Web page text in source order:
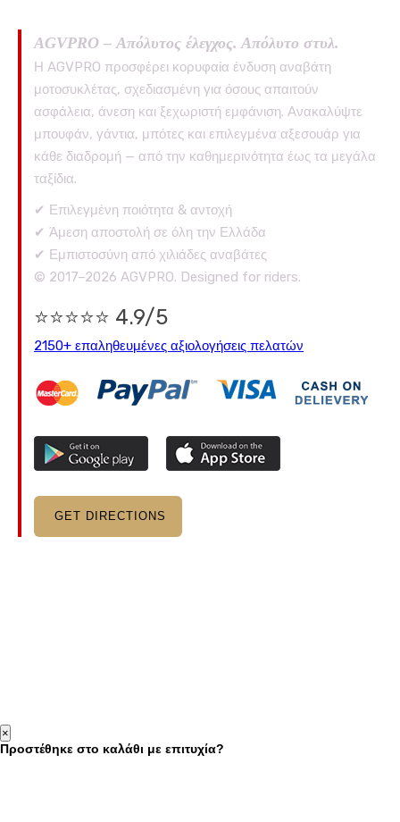
AGVPRO – Απόλυτος έλεγχος. Απόλυτο στυλ.
Η AGVPRO προσφέρει κορυφαία ένδυση αναβάτη
μοτοσυκλέτας, σχεδιασμένη για όσους απαιτούν
ασφάλεια, άνεση και ξεχωριστή εμφάνιση. Ανακαλύψτε
μπουφάν, γάντια, μπότες και επιλεγμένα αξεσουάρ για
κάθε διαδρομή — από την καθημερινότητα έως τα μεγάλα
ταξίδια.
✔ Επιλεγμένη ποιότητα & αντοχή
✔ Άμεση αποστολή σε όλη την Ελλάδα
✔ Εμπιστοσύνη από χιλιάδες αναβάτες
© 2017–2026 AGVPRO. Designed for riders.
⭐⭐⭐⭐⭐ 4.9/5
2150+ επαληθευμένες αξιολογήσεις πελατών
GET DIRECTIONS
×
Προστέθηκε στο καλάθι με επιτυχία?